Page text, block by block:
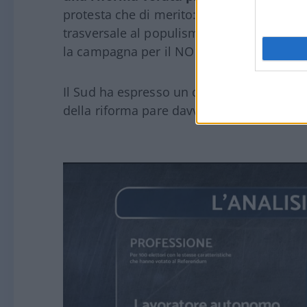
protesta che di merito: un rigetto verso
trasversale al populismo di Giuseppe
la campagna per il NO con forza e
Il Sud ha espresso un dissenso
della riforma pare davvero arduo.